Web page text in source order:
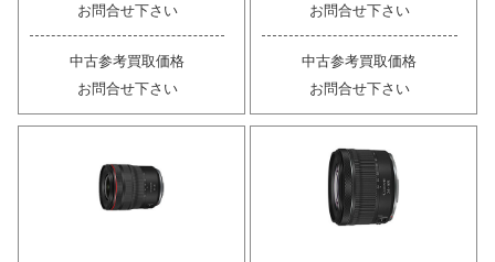
お問合せ下さい
中古参考買取価格
お問合せ下さい
お問合せ下さい
中古参考買取価格
お問合せ下さい